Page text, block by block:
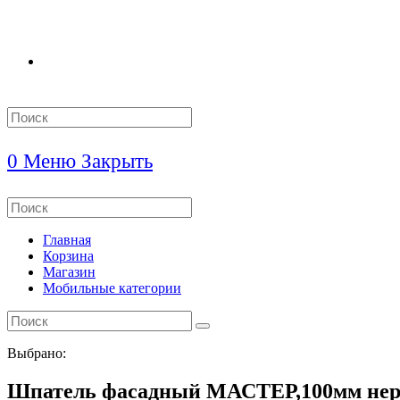
Search
this
0 Меню Закрыть
Search
this
websiteГлавная
Корзина
Магазин
Мобильные категории
Выбрано:
Шпатель фасадный МАСТЕР,100мм